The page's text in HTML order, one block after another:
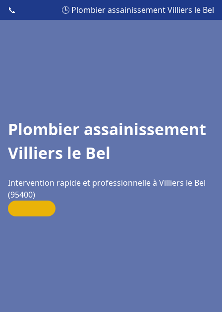
📞 🕒 Plombier assainissement Villiers le Bel
Plombier assainissement
Villiers le Bel
Intervention rapide et professionnelle à Villiers le Bel
(95400)